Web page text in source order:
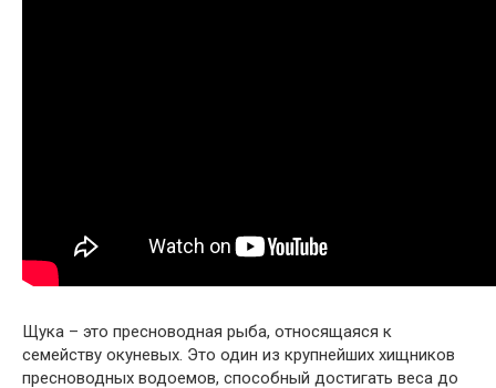
Щука – это пресноводная рыба, относящаяся к
семейству окуневых. Это один из крупнейших хищников
пресноводных водоемов, способный достигать веса до